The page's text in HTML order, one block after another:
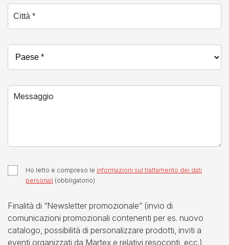
Ho letto e compreso le informazioni sul trattamento dei dati
personali (obbligatorio)
Finalità di “Newsletter promozionale” (invio di
comunicazioni promozionali contenenti per es. nuovo
catalogo, possibilità di personalizzare prodotti, inviti a
eventi organizzati da Martex e relativi resoconti, ecc.)